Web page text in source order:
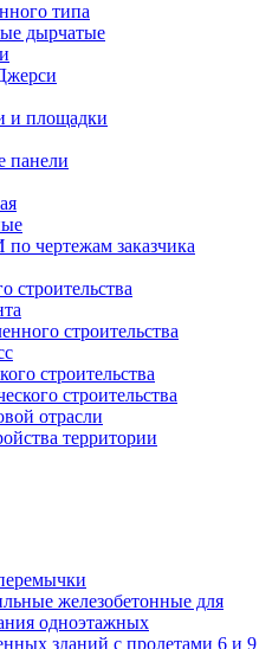
типа
дырчатые
и площадки
панели
чертежам заказчика
строительства
строительства
строительства
отрасли
территории
железобетонные для
одноэтажных
зданий с пролетами 6 и 9